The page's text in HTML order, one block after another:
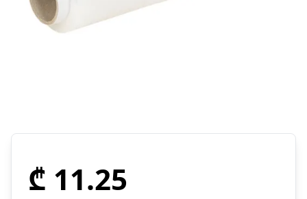
₾ 11.25